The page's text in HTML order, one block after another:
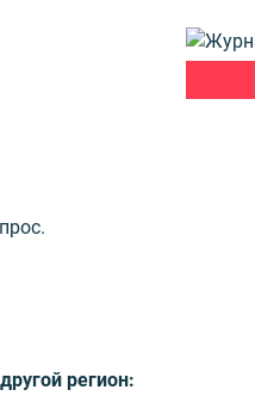
регион: